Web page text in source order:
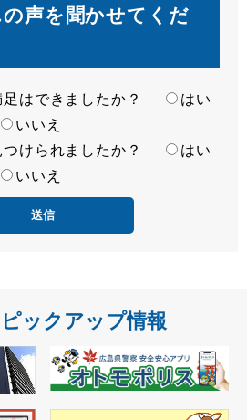
声を聞かせてくだ
足はできましたか？
はい
いいえ
つけられましたか？
はい
いいえ
ックアップ情報